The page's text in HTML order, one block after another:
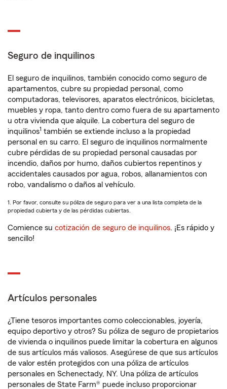
Seguro de inquilinos
El seguro de inquilinos, también conocido como seguro de
apartamentos, cubre su propiedad personal, como
computadoras, televisores, aparatos electrónicos, bicicletas,
muebles y ropa, tanto dentro como fuera de su apartamento
u otra vivienda que alquile. La cobertura del seguro de
inquilinos1 también se extiende incluso a la propiedad
personal en su carro. El seguro de inquilinos normalmente
cubre pérdidas de su propiedad personal causadas por
incendio, daños por humo, daños cubiertos repentinos y
accidentales causados por agua, robos, allanamientos con
robo, vandalismo o daños al vehículo.
1. Por favor, consulte su póliza de seguro para ver a una lista completa de la
propiedad cubierta y de las pérdidas cubiertas.
Comience su cotización de seguro de inquilinos. ¡Es rápido y
sencillo!
Artículos personales
¿Tiene tesoros importantes como coleccionables, joyería,
equipo deportivo y otros? Su póliza de seguro de propietarios
de vivienda o inquilinos puede limitar la cobertura en algunos
de sus artículos más valiosos. Asegúrese de que sus artículos
de valor estén protegidos con una póliza de artículos
personales en Schenectady, NY. Una póliza de artículos
personales de State Farm® puede incluso proporcionar